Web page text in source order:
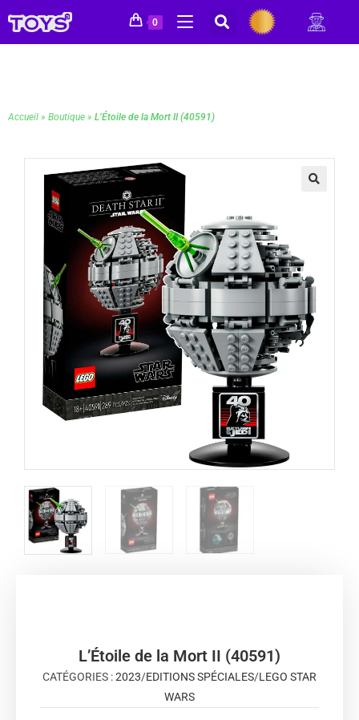
0
Accueil » Boutique » L’Étoile de la Mort II (40591)
L’Étoile de la Mort II (40591)
CATÉGORIES :2023/EDITIONS SPÉCIALES/LEGO STAR
WARS